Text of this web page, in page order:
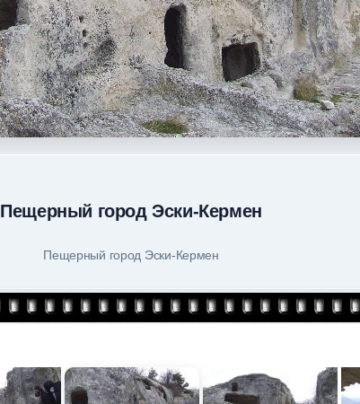
Пещерный город Эски-Кермен
Пещерный город Эски-Кермен